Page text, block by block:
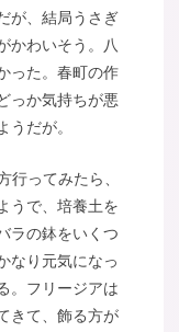
が、結局うさぎ
かわいそう。八
った。春町の作
っか気持ちが悪
うだが。
行ってみたら、
うで、培養土を
ラの鉢をいくつ
なり元気になっ
。フリージアは
きて、飾る方が